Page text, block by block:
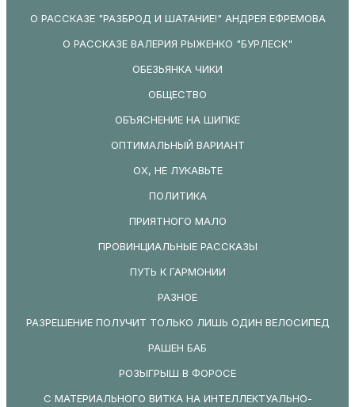
О РАССКАЗЕ "РАЗБРОД И ШАТАНИЕ!" АНДРЕЯ ЕФРЕМОВА
О РАССКАЗЕ ВАЛЕРИЯ РЫЖЕНКО "БУРЛЕСК"
ОБЕЗЬЯНКА ЧИКИ
ОБЩЕСТВО
ОБЪЯСНЕНИЕ НА ШИПКЕ
ОПТИМАЛЬНЫЙ ВАРИАНТ
ОХ, НЕ ЛУКАВЬТЕ
ПОЛИТИКА
ПРИЯТНОГО МАЛО
ПРОВИНЦИАЛЬНЫЕ РАССКАЗЫ
ПУТЬ К ГАРМОНИИ
РАЗНОЕ
РАЗРЕШЕНИЕ ПОЛУЧИТ ТОЛЬКО ЛИШЬ ОДИН ВЕЛОСИПЕД
РАШЕН БАБ
РОЗЫГРЫШ В ФОРОСЕ
С МАТЕРИАЛЬНОГО ВИТКА НА ИНТЕЛЛЕКТУАЛЬНО-